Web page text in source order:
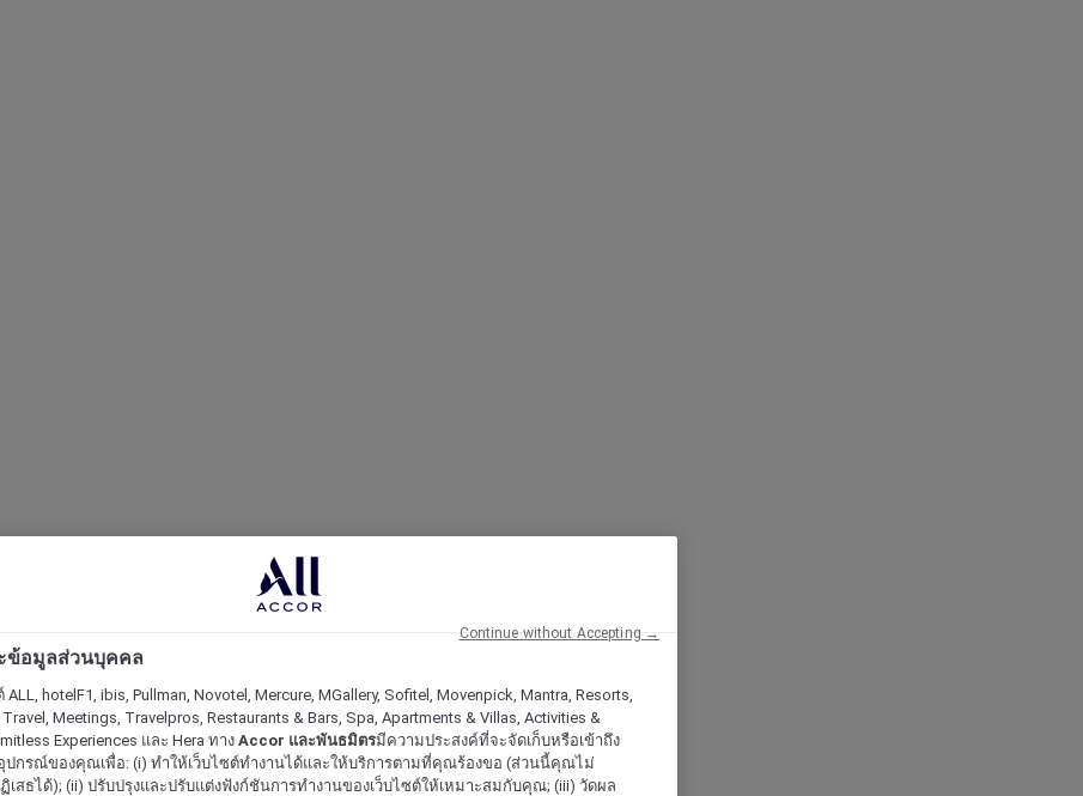
ข้อมูลส่วนบุคคล
ALL, hotelF1, ibis, Pullman, Novotel, Mercure, MGallery, Sofitel, Movenpick, Mantra, Resorts,
Meetings, Travelpros, Restaurants & Bars, Spa, Apartments & Villas, Activities &
Experiences และ Hera ทาง Accor และพันธมิตรมีความประสงค์ที่จะจัดเก็บหรือเข้าถึง
กรณ์ของคุณเพื่อ: (i) ทำให้เว็บไซต์ทำงานได้และให้บริการตามที่คุณร้องขอ (ส่วนนี้คุณไม่
เสธได้); (ii) ปรับปรุงและปรับแต่งฟังก์ชันการทำงานของเว็บไซต์ให้เหมาะสมกับคุณ; (iii) วัดผล
Continue without Accepting →